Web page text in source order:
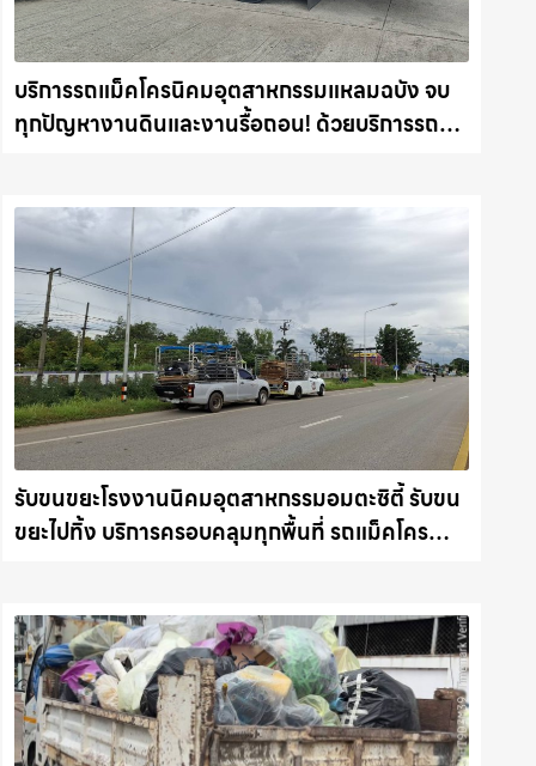
บริการรถแม็คโครนิคมอุตสาหกรรมแหลมฉบัง จบ
ทุกปัญหางานดินและงานรื้อถอน! ด้วยบริการรถ
รับขนขยะโรงงานนิคมอุตสาหกรรมอมตะซิตี้ รับขน
ขยะไปทิ้ง บริการครอบคลุมทุกพื้นที่ รถแม็คโคร